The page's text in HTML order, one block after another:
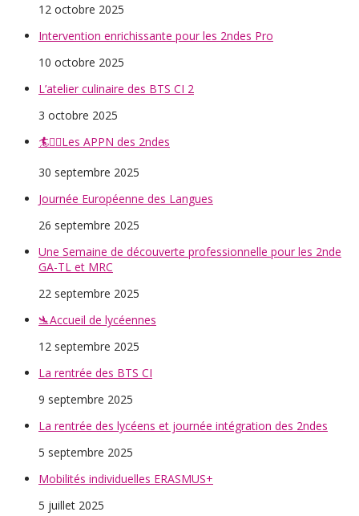
12 octobre 2025
Intervention enrichissante pour les 2ndes Pro
10 octobre 2025
L’atelier culinaire des BTS CI 2
3 octobre 2025
🏄🏄‍♀️Les APPN des 2ndes
30 septembre 2025
Journée Européenne des Langues
26 septembre 2025
Une Semaine de découverte professionnelle pour les 2nde
GA-TL et MRC
22 septembre 2025
🛬Accueil de lycéennes
12 septembre 2025
La rentrée des BTS CI
9 septembre 2025
La rentrée des lycéens et journée intégration des 2ndes
5 septembre 2025
Mobilités individuelles ERASMUS+
5 juillet 2025